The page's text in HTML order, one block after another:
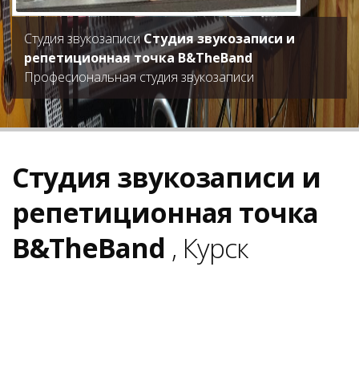
Студия звукозаписиСтудия звукозаписи и
репетиционная точка B&TheBand
Професиональная студия звукозаписи
Студия звукозаписи и
репетиционная точка
B&TheBand , Курск